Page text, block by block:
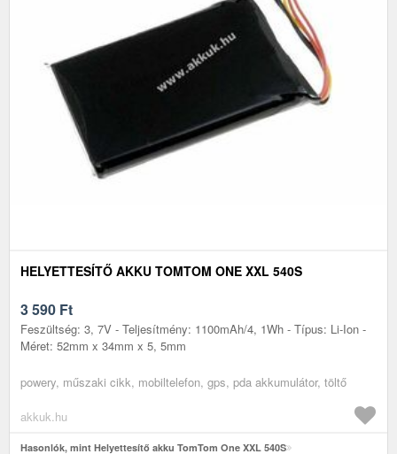
HELYETTESÍTŐ AKKU TOMTOM ONE XXL 540S
3 590 Ft
Feszültség: 3, 7V - Teljesítmény: 1100mAh/4, 1Wh - Típus: Li-Ion -
Méret: 52mm x 34mm x 5, 5mm
powery, műszaki cikk, mobiltelefon, gps, pda akkumulátor, töltő
akkuk.hu
Hasonlók, mint Helyettesítő akku TomTom One XXL 540S